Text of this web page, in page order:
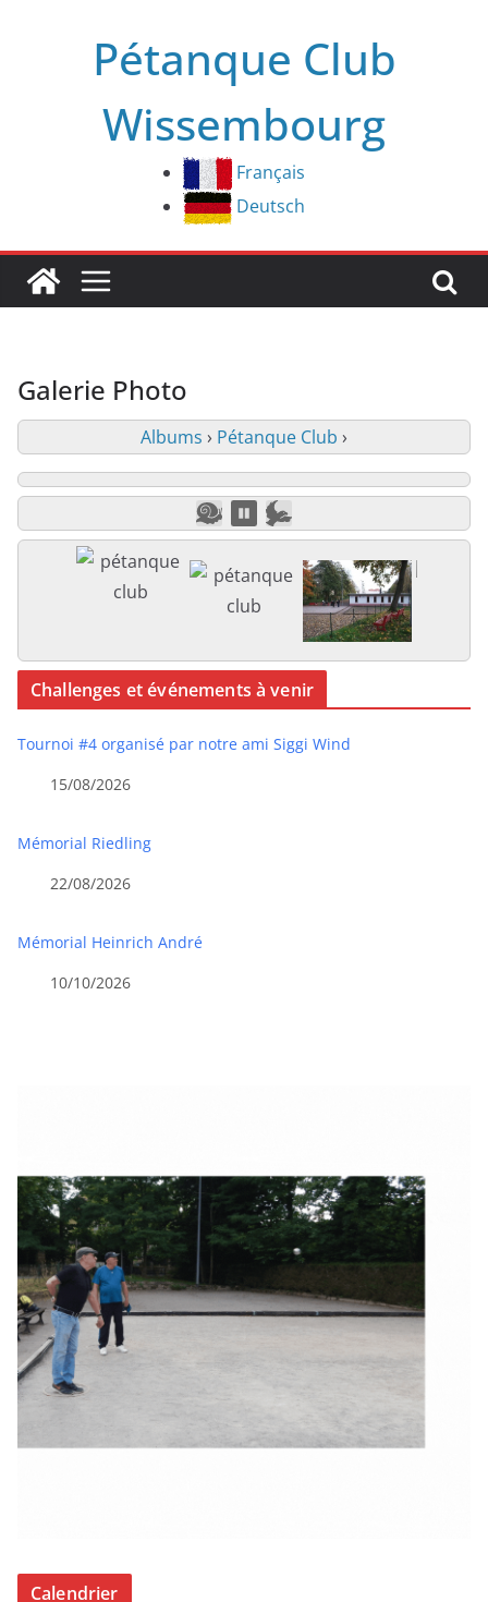
Pétanque Club
Wissembourg
Français
Deutsch
Galerie Photo
Albums › Pétanque Club ›
Challenges et événements à venir
Tournoi #4 organisé par notre ami Siggi Wind
15/08/2026
Mémorial Riedling
22/08/2026
Mémorial Heinrich André
10/10/2026
Calendrier